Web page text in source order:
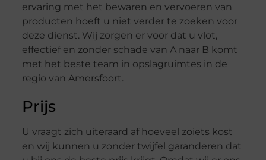
ervaring met het bewaren en vervoeren van
producten hoeft u niet verder te zoeken voor
deze dienst. Wij zorgen er voor dat u vlot,
effectief en zonder schade van A naar B komt
met het beste team in opslagruimtes in de
regio van Amersfoort.
Prijs
U vraagt zich uiteraard af hoeveel zoiets kost
en wij kunnen u zonder twijfel garanderen dat